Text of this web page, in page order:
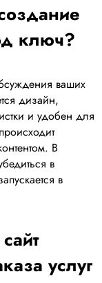
ключ?
ваших
дизайн,
и удобен для
В
в
в
услуг